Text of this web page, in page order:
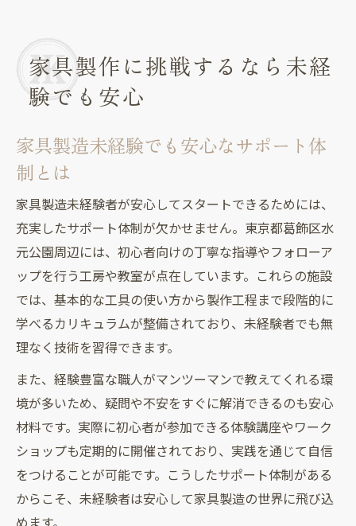
家具製作に挑戦するなら未経
験でも安心
家具製造未経験でも安心なサポート体
制とは
家具製造未経験者が安心してスタートできるためには、
充実したサポート体制が欠かせません。東京都葛飾区水
元公園周辺には、初心者向けの丁寧な指導やフォローア
ップを行う工房や教室が点在しています。これらの施設
では、基本的な工具の使い方から製作工程まで段階的に
学べるカリキュラムが整備されており、未経験者でも無
理なく技術を習得できます。
また、経験豊富な職人がマンツーマンで教えてくれる環
境が多いため、疑問や不安をすぐに解消できるのも安心
材料です。実際に初心者が参加できる体験講座やワーク
ショップも定期的に開催されており、実践を通じて自信
をつけることが可能です。こうしたサポート体制がある
からこそ、未経験者は安心して家具製造の世界に飛び込